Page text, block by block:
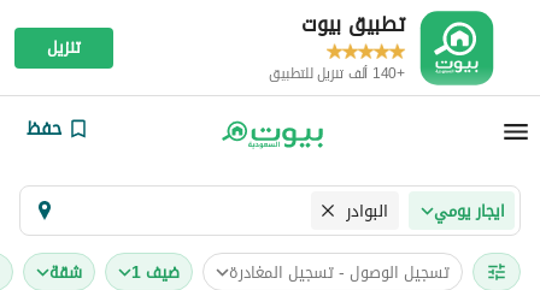
تطبيق بيوت
+140 ألف تنزيل للتطبيق
تنزيل
حفظ
ايجار يومي البوادر
تسجيل الوصول - تسجيل المغادرة ضيف 1 شقة